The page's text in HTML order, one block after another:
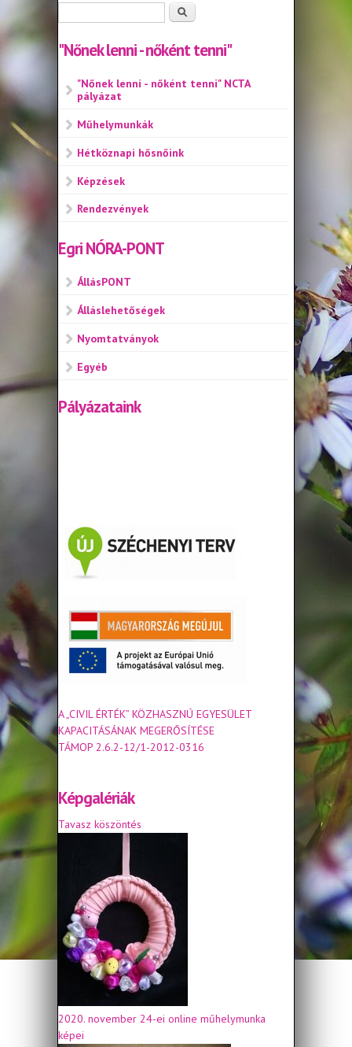
Keresés
"Nőnek lenni - nőként tenni"
"Nőnek lenni - nőként tenni" NCTA
pályázat
Műhelymunkák
Hétköznapi hősnőink
Képzések
Rendezvények
Egri NÓRA-PONT
ÁllásPONT
Álláslehetőségek
Nyomtatványok
Egyéb
Pályázataink
A „CIVIL ÉRTÉK” KÖZHASZNÚ EGYESÜLET
KAPACITÁSÁNAK MEGERŐSÍTÉSE
TÁMOP 2.6.2-12/1-2012-0316
Képgalériák
Tavasz köszöntés
2020. november 24-ei online műhelymunka
képei